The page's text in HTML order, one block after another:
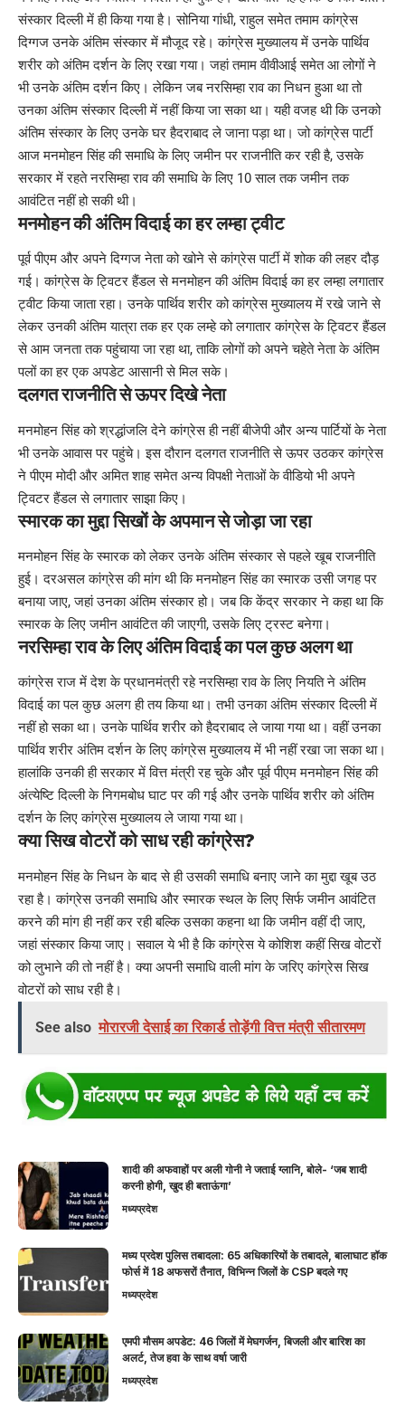
संस्कार दिल्ली में ही किया गया है। सोनिया गांधी, राहुल समेत तमाम कांग्रेस
दिग्गज उनके अंतिम संस्कार में मौजूद रहे। कांग्रेस मुख्यालय में उनके पार्थिव
शरीर को अंतिम दर्शन के लिए रखा गया। जहां तमाम वीवीआई समेत आ लोगों ने
भी उनके अंतिम दर्शन किए। लेकिन जब नरसिम्हा राव का निधन हुआ था तो
उनका अंतिम संस्कार दिल्ली में नहीं किया जा सका था। यही वजह थी कि उनको
अंतिम संस्कार के लिए उनके घर हैदराबाद ले जाना पड़ा था। जो कांग्रेस पार्टी
आज मनमोहन सिंह की समाधि के लिए जमीन पर राजनीति कर रही है, उसके
सरकार में रहते नरसिम्हा राव की समाधि के लिए 10 साल तक जमीन तक
आवंटित नहीं हो सकी थी।
मनमोहन की अंतिम विदाई का हर लम्हा ट्वीट
पूर्व पीएम और अपने दिग्गज नेता को खोने से कांग्रेस पार्टी में शोक की लहर दौड़
गई। कांग्रेस के ट्विटर हैंडल से मनमोहन की अंतिम विदाई का हर लम्हा लगातार
ट्वीट किया जाता रहा। उनके पार्थिव शरीर को कांग्रेस मुख्यालय में रखे जाने से
लेकर उनकी अंतिम यात्रा तक हर एक लम्हे को लगातार कांग्रेस के ट्विटर हैंडल
से आम जनता तक पहुंचाया जा रहा था, ताकि लोगों को अपने चहेते नेता के अंतिम
पलों का हर एक अपडेट आसानी से मिल सके।
दलगत राजनीति से ऊपर दिखे नेता
मनमोहन सिंह को श्रद्धांजलि देने कांग्रेस ही नहीं बीजेपी और अन्य पार्टियों के नेता
भी उनके आवास पर पहुंचे। इस दौरान दलगत राजनीति से ऊपर उठकर कांग्रेस
ने पीएम मोदी और अमित शाह समेत अन्य विपक्षी नेताओं के वीडियो भी अपने
ट्विटर हैंडल से लगातार साझा किए।
स्मारक का मुद्दा सिखों के अपमान से जोड़ा जा रहा
मनमोहन सिंह के स्मारक को लेकर उनके अंतिम संस्कार से पहले खूब राजनीति
हुई। दरअसल कांग्रेस की मांग थी कि मनमोहन सिंह का स्मारक उसी जगह पर
बनाया जाए, जहां उनका अंतिम संस्कार हो। जब कि केंद्र सरकार ने कहा था कि
स्मारक के लिए जमीन आवंटित की जाएगी, उसके लिए ट्रस्ट बनेगा।
नरसिम्हा राव के लिए अंतिम विदाई का पल कुछ अलग था
कांग्रेस राज में देश के प्रधानमंत्री रहे नरसिम्हा राव के लिए नियति ने अंतिम
विदाई का पल कुछ अलग ही तय किया था। तभी उनका अंतिम संस्कार दिल्ली में
नहीं हो सका था। उनके पार्थिव शरीर को हैदराबाद ले जाया गया था। वहीं उनका
पार्थिव शरीर अंतिम दर्शन के लिए कांग्रेस मुख्यालय में भी नहीं रखा जा सका था।
हालांकि उनकी ही सरकार में वित्त मंत्री रह चुके और पूर्व पीएम मनमोहन सिंह की
अंत्येष्टि दिल्ली के निगमबोध घाट पर की गई और उनके पार्थिव शरीर को अंतिम
दर्शन के लिए कांग्रेस मुख्यालय ले जाया गया था।
क्या सिख वोटरों को साध रही कांग्रेस?
मनमोहन सिंह के निधन के बाद से ही उसकी समाधि बनाए जाने का मुद्दा खूब उठ
रहा है। कांग्रेस उनकी समाधि और स्मारक स्थल के लिए सिर्फ जमीन आवंटित
करने की मांग ही नहीं कर रही बल्कि उसका कहना था कि जमीन वहीं दी जाए,
जहां संस्कार किया जाए। सवाल ये भी है कि कांग्रेस ये कोशिश कहीं सिख वोटरों
को लुभाने की तो नहीं है। क्या अपनी समाधि वाली मांग के जरिए कांग्रेस सिख
वोटरों को साध रही है।
See also मोरारजी देसाई का रिकार्ड तोड़ेंगी वित्त मंत्री सीतारमण
शादी की अफवाहों पर अली गोनी ने जताई ग्लानि, बोले- ‘जब शादी
करनी होगी, खुद ही बताऊंगा’
मध्यप्रदेश
मध्य प्रदेश पुलिस तबादला: 65 अधिकारियों के तबादले, बालाघाट हॉक
फोर्स में 18 अफसरों तैनात, विभिन्न जिलों के CSP बदले गए
मध्यप्रदेश
एमपी मौसम अपडेट: 46 जिलों में मेघगर्जन, बिजली और बारिश का
अलर्ट, तेज हवा के साथ वर्षा जारी
मध्यप्रदेश